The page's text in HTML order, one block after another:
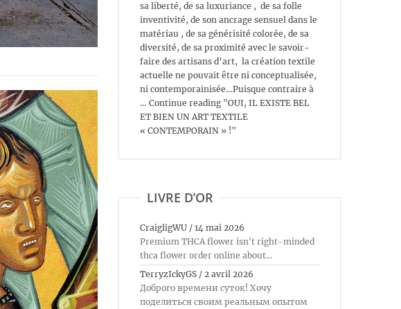
sa liberté, de sa luxuriance , de sa folle
inventivité, de son ancrage sensuel dans le
matériau , de sa générisité colorée, de sa
diversité, de sa proximité avec le savoir-
faire des artisans d’art, la création textile
actuelle ne pouvait être ni conceptualisée,
ni contemporainisée…Puisque contraire à
… Continue reading "OUI, IL EXISTE BEL
ET BIEN UN ART TEXTILE
« CONTEMPORAIN » !"
LIVRE D’OR
CraigligWU / 14 mai 2026
Premium THCA flower isn't right-minded
thca flower order online about...
TerryzIckyGS / 2 avril 2026
Доброго времени суток! Хочу
поделиться своим реальным опытом